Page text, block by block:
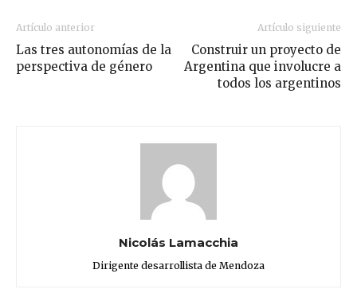
Artículo anterior
Las tres autonomías de la
perspectiva de género
Artículo siguiente
Construir un proyecto de
Argentina que involucre a
todos los argentinos
Nicolás Lamacchia
Dirigente desarrollista de Mendoza